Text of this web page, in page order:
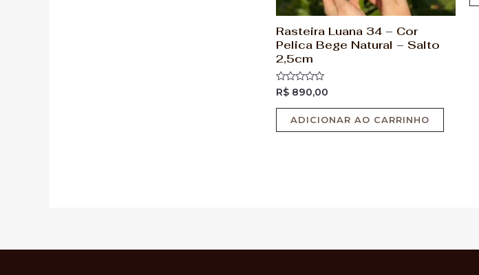
Rasteira Luana 34 – Cor
Pelica Bege Natural – Salto
2,5cm
Avaliação
0
de
R$ 890,00
ADICIONAR AO CARRINHO